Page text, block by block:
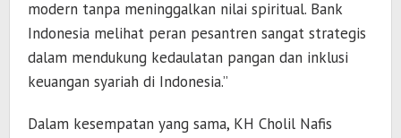
modern tanpa meninggalkan nilai spiritual. Bank
Indonesia melihat peran pesantren sangat strategis
dalam mendukung kedaulatan pangan dan inklusi
keuangan syariah di Indonesia.”
Dalam kesempatan yang sama, KH Cholil Nafis